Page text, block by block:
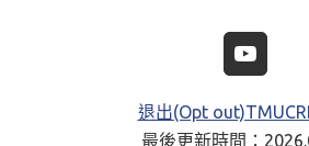
退出(Opt
最後更新時間：